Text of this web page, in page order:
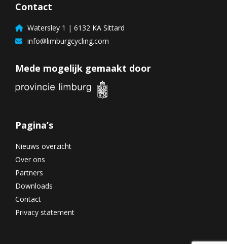
Contact
Watersley 1 | 6132 KA Sittard
info@limburgcycling.com
Mede mogelijk gemaakt door
Pagina’s
Nieuws overzicht
Over ons
Partners
Downloads
Contact
Privacy statement